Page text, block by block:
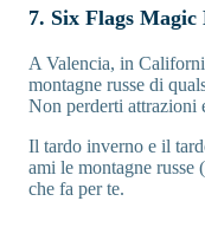
7. Six Flags
A Valencia, in
montagne russe di
Non perderti attrazioni
Il tardo inverno e il
ami le montagne russe
che fa per te.